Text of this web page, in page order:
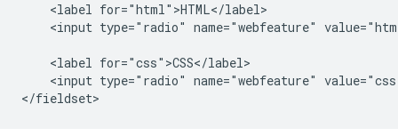
    <label for="html">HTML</label>
<input type="radio" name="webfeature"
    <label for="css">CSS</label>
<input type="radio" name="webfeature"